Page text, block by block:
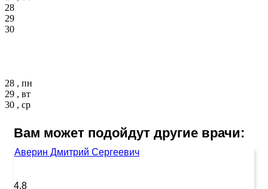
28
29
30
28 , пн
29 , вт
30 , ср
Вам может подойдут другие врачи:
Аверин Дмитрий Сергеевич
4.8